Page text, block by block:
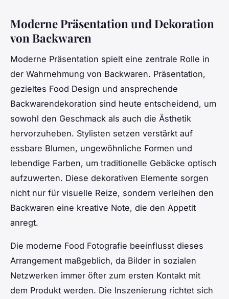
Moderne Präsentation und Dekoration
von Backwaren
Moderne Präsentation spielt eine zentrale Rolle in
der Wahrnehmung von Backwaren. Präsentation,
gezieltes Food Design und ansprechende
Backwarendekoration sind heute entscheidend, um
sowohl den Geschmack als auch die Ästhetik
hervorzuheben. Stylisten setzen verstärkt auf
essbare Blumen, ungewöhnliche Formen und
lebendige Farben, um traditionelle Gebäcke optisch
aufzuwerten. Diese dekorativen Elemente sorgen
nicht nur für visuelle Reize, sondern verleihen den
Backwaren eine kreative Note, die den Appetit
anregt.
Die moderne Food Fotografie beeinflusst dieses
Arrangement maßgeblich, da Bilder in sozialen
Netzwerken immer öfter zum ersten Kontakt mit
dem Produkt werden. Die Inszenierung richtet sich